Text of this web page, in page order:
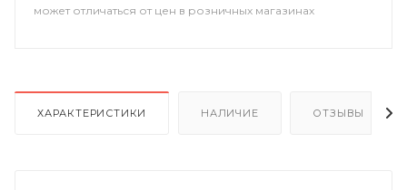
может отличаться от цен в розничных магазинах
ХАРАКТЕРИСТИКИ НАЛИЧИЕ ОТЗЫВЫ